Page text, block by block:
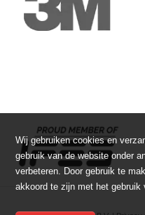
Wij gebruiken cookies en
gebruik van de website onder
verbeteren. Door gebruik te
akkoord te zijn met het gebruik